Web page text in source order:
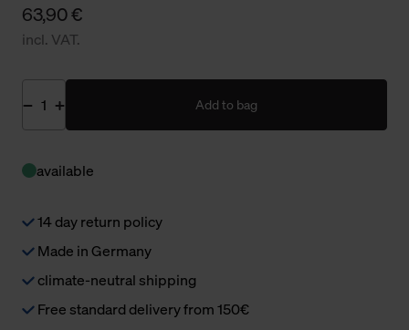
63,90 €
incl. VAT.
Add to bag
available
14 day return policy
Made in Germany
climate-neutral shipping
Free standard delivery from 150€